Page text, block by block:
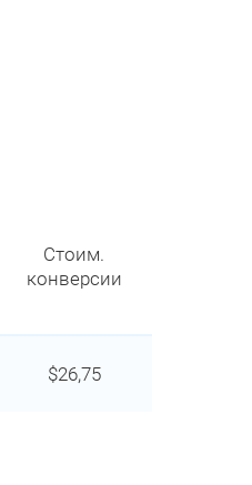
Стоим.
конверсии
$26,75